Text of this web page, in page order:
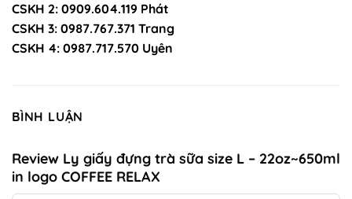
CSKH 2: 0909.604.119 Phát
CSKH 3: 0987.767.371 Trang
CSKH 4: 0987.717.570 Uyên
BÌNH LUẬN
Review Ly giấy đựng trà sữa size L – 22oz~650ml
in logo COFFEE RELAX